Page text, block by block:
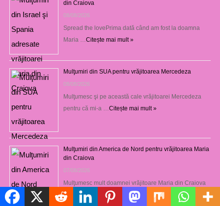
din Craiova
08/08/2026
Spread the lovePrima dată când am fost la doamna
Maria … Citește mai mult »
Mulţumiri din SUA pentru vrăjitoarea Mercedeza
08/08/2026
Mulţumesc şi pe această cale vrăjitoarei Mercedeza
pentru că mi-a … Citește mai mult »
Mulţumiri din America de Nord pentru vrăjitoarea Maria
din Craiova
07/08/2026
Mulţumesc mult doamnei vrăjitoare Maria din Craiova
pentru că prin …Citește mai mult »
Politică de cookie-uri